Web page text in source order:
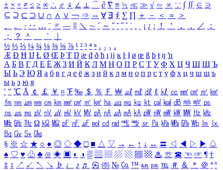
± × ÷ ≠ ≤ ≥ ∞ ∴ ♂ ♀ ∠ ⊥ ⌒ ∂ ∇ ≡ ≒ ≪ ≫ √ ∽ ∝ ∵ ∫ ∬ ∈ ∋
⊆ ⊇ ⊂ ⊃ ∪ ∩ ∧ ∨ ￢ ⇒ ⇔ ∀ ∃ ∮ ∑ ∏ ＋ － ＜ ＝
＞
、
。 · ‥ … ¨ 〃 ― ＼ ∼ ´ ～ ˇ ˘ ˝ ˚ ˙ ¸ ¡ ¿ ː ！ ＇ ， ． ／
：
；
？ ＾ ｀
½ ⅓ ⅔ ¼ ¾ ⅛ ⅜ ⅝ ⅞ ¹ ² ³ ⁴ ⁿ ₁ ₂ ₃ ₄
Æ Ð Ħ Ĳ Ł Ø Œ Þ Ŧ Ŋ æ đ ð ħ ı ĳ ĸ ŀ ł ø œ ß þ ŧ ŋ ŉ
А Б В Г Д Е Ё Ж З И Й К Л М Н О П Р С Т У Ф Х Ц Ч Ш Щ Ъ
Ы Ь Э Ю Я а б в г д е ё ж з и й к л м н о п р с т у ф х ц ч ш щ ъ
ы ь э ю я
′ ″ ℃ Å ￠ ￡ ￥ ¤ ℉ ‰ ＄ ％ Ｆ ￦ ㎕ ㎖ ㎗ ℓ ㎘ ㏄ ㎣ ㎤ ㎥ ㎦
㎙ ㎚ ㎛ ㎜ ㎝ ㎞ ㎟ ㎠ ㎡ ㎢ ㏊ ㎍ ㎎ ㎏ ㏏ ㎈ ㎉ ㏈ ㎧ ㎨ ㎰
㎱ ㎲ ㎳ ㎴ ㎵ ㎶ ㎷ ㎸ ㎹ ㎀ ㎁ ㎂ ㎃ ㎄ ㎺ ㎻ ㎽ ㎾ ㎿ ㎐ ㎑
㎒ ㎓ ㎔ Ω ㏀ ㏁ ㎊ ㎋ ㎌ ㏖ ㏅ ㎭ ㎮ ㎯ ㏛ ㎩ ㎪ ㎫ ㎬ ㏝ ㏐
㏓
㏃ ㏉ ㏜ ㏆
§ ※ ☆ ★ ○ ● ◎ ◇ ◆ □ ■ △ ▽ → ← ↑ ↓ ↔ 〓 ◁ ◀ ▷ ▶ ♤
♠ ♡ ♥ ♧ ♣ ⊙ ◈ ▣ ◐ ◑ ▒ ▤ ▨ ▧ ▦ ▩ ♨ ☏ ☎ ☜ ☞ ¶ †
‡ ↕ ↗ ↙ ↖ ↘ ♭ ♩ ♪ ♬ ㉿ ㈜ № ㏇ ™ ㏂ ㏘ ℡ ＃ ＆ ＊ ＠ ª º